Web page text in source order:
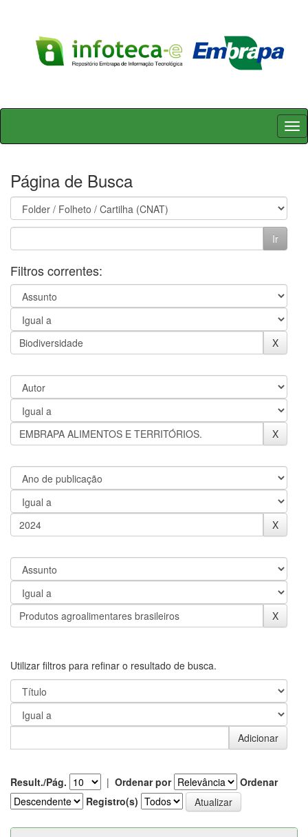
Skip
Página de Busca
Filtros correntes:
Utilizar filtros para refinar o resultado de busca.
Result./Pág. | Ordenar por
Ordenar
Registro(s)